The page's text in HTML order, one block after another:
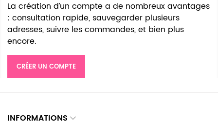
La création d’un compte a de nombreux avantages
: consultation rapide, sauvegarder plusieurs
adresses, suivre les commandes, et bien plus
encore.
CRÉER UN COMPTE
INFORMATIONS